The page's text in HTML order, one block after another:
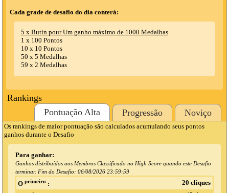
Cada grade de desafio do dia conterá:
5 x Butin pour Um ganho máximo de 1000 Medalhas
1 x 100 Pontos
10 x 10 Pontos
50 x 5 Medalhas
59 x 2 Medalhas
Rankings
Pontuação Alta
Progressão Noviço
Os rankings de maior pontuação são calculados acumulando seus pontos
ganhos durante o Desafio
Para ganhar:
Ganhos distribuídos aos Membros Classificado no High Score quando este Desafio
terminar. Fim do Desafio: 06/08/2026 23:59:59
Oprimeiro : 20 cliques